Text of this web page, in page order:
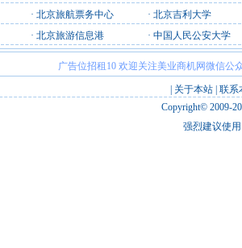
· 北京旅航票务中心 · 北京吉利大学
· 北京旅游信息港 · 中国人民公安大学
广告位招租10 欢迎关注美业商机网微信公
关于本站 联系
Copyright© 2009-
强烈建议使